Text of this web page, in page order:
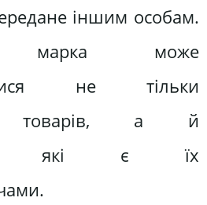
іншим особам.
марка може
не тільки
товарів, а й
які є їх